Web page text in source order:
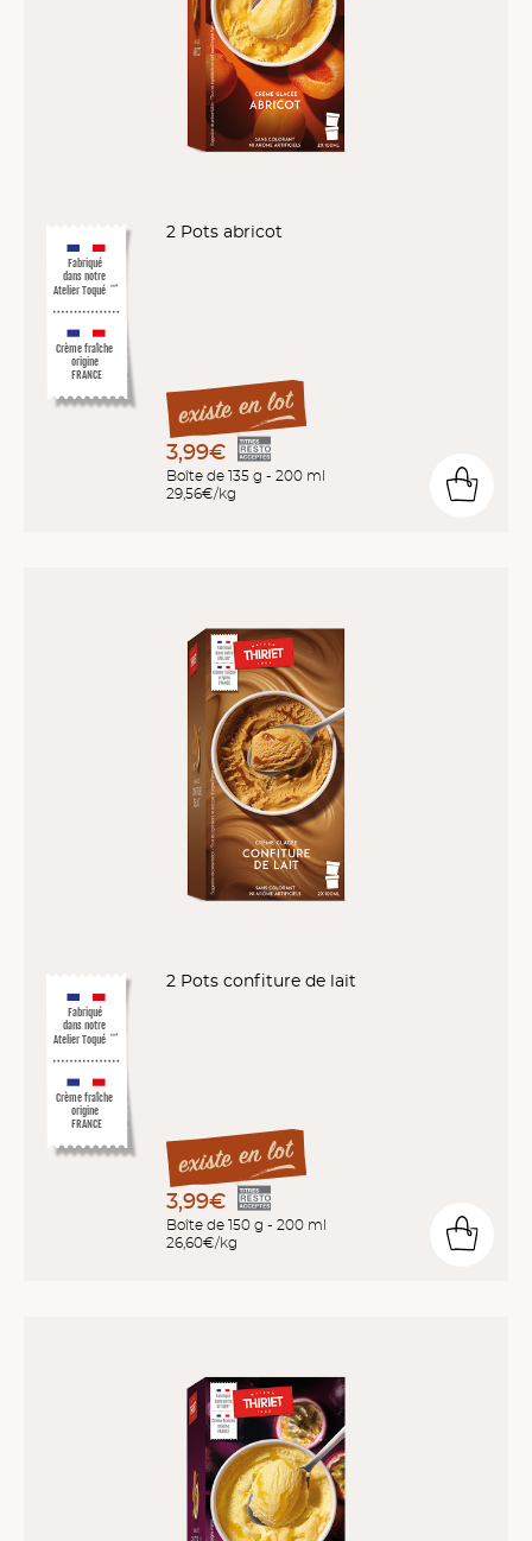
Fabriqué
dans notre
Atelier Toqué
™*
Crème fraîche
origine
FRANCE
2 Pots abricot
3,99€
Boîte de 135 g - 200 ml
29,56€/kg
Fabriqué
dans notre
Atelier Toqué
™*
Crème fraîche
origine
FRANCE
2 Pots confiture de lait
3,99€
Boîte de 150 g - 200 ml
26,60€/kg